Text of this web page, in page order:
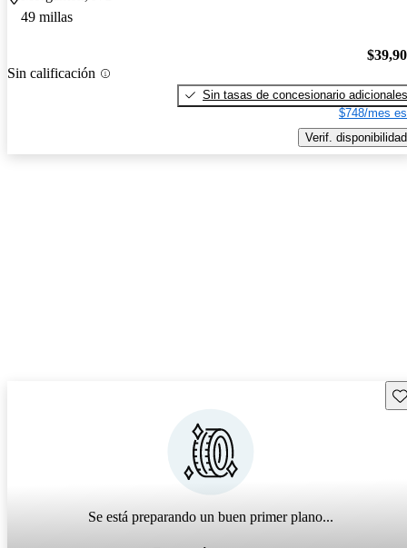
49 millas
Sin calificación
Sin tasas de concesionario adicionales
$748/mes
Verif. disponibilidad
Se está preparando un buen primer plano...